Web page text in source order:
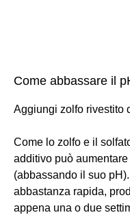
Come abbassare il
Aggiungi zolfo rivestito
Come lo zolfo e il
additivo può
(abbassando il suo
abbastanza rapida,
appena una o due